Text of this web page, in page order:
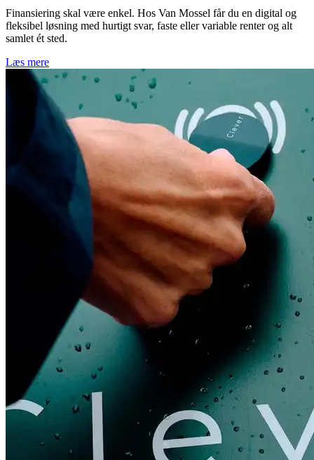
Finansiering skal være enkel. Hos Van Mossel får du en digital og
fleksibel løsning med hurtigt svar, faste eller variable renter og alt
samlet ét sted.
Læs mere